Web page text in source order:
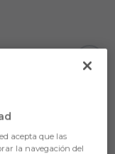
acepta que las
la navegación del